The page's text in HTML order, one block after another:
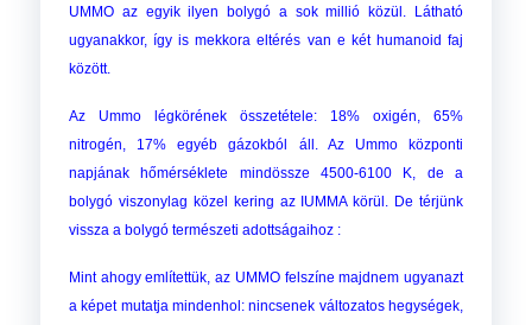
UMMO az egyik ilyen bolygó a sok millió közül. Látható
ugyanakkor, így is mekkora eltérés van e két humanoid faj
között.
Az Ummo légkörének összetétele: 18% oxigén, 65%
nitrogén, 17% egyéb gázokból áll. Az Ummo központi
napjának hőmérséklete mindössze 4500-6100 K, de a
bolygó viszonylag közel kering az IUMMA körül. De térjünk
vissza a bolygó természeti adottságaihoz :
Mint ahogy említettük, az UMMO felszíne majdnem ugyanazt
a képet mutatja mindenhol: nincsenek változatos hegységek,